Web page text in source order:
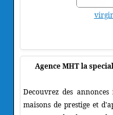
Agence MHT la
Decouvrez des
maisons de prestige et